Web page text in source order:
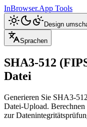
InBrowser.App Tools
Design
Sprachen
SHA3-512
Datei
Generieren Sie SHA3-
Datei-Upload. Berechnen
zur